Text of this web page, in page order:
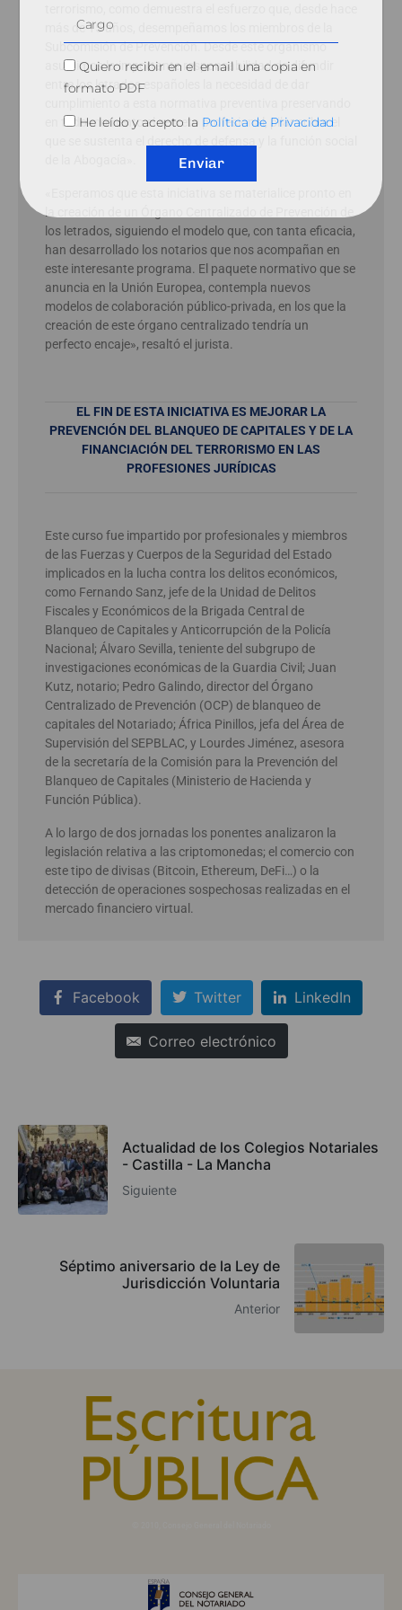
más de 15 años, desempeñamos los miembros de la
Subcomisión de Prevención. Desde este organismo
asumimos la importante responsabilidad de difundir
entre los letrados españoles la necesidad de dar
en todo momento el secreto profesional, pilar sobre el
la creación de un Órgano Centralizado de Prevención de
los letrados, siguiendo el modelo que, con tanta eficacia,
han desarrollado los notarios que nos acompañan en
este interesante programa. El paquete normativo que se
anuncia en la Unión Europea, contempla nuevos
modelos de colaboración público-privada, en los que la
creación de este órgano centralizado tendría un
perfecto encaje», resaltó el jurista.
EL FIN DE ESTA INICIATIVA ES MEJORAR LA
PREVENCIÓN DEL BLANQUEO DE CAPITALES Y DE LA
FINANCIACIÓN DEL TERRORISMO EN LAS
PROFESIONES JURÍDICAS
Este curso fue impartido por profesionales y miembros
de las Fuerzas y Cuerpos de la Seguridad del Estado
implicados en la lucha contra los delitos económicos,
como Fernando Sanz, jefe de la Unidad de Delitos
Fiscales y Económicos de la Brigada Central de
Blanqueo de Capitales y Anticorrupción de la Policía
Nacional; Álvaro Sevilla, teniente del subgrupo de
investigaciones económicas de la Guardia Civil; Juan
Kutz, notario; Pedro Galindo, director del Órgano
Centralizado de Prevención (OCP) de blanqueo de
capitales del Notariado; África Pinillos, jefa del Área de
Supervisión del SEPBLAC, y Lourdes Jiménez, asesora
de la secretaría de la Comisión para la Prevención del
Blanqueo de Capitales (Ministerio de Hacienda y
Función Pública).
A lo largo de dos jornadas los ponentes analizaron la
legislación relativa a las criptomonedas; el comercio con
este tipo de divisas (Bitcoin, Ethereum, DeFi…) o la
detección de operaciones sospechosas realizadas en el
mercado financiero virtual.
Facebook Twitter LinkedIn
Correo electrónico
Actualidad de los Colegios Notariales
- Castilla - La Mancha
Siguiente
Séptimo aniversario de la Ley de
Jurisdicción Voluntaria
Anterior
Quiero recibir en el email una copia en
formato PDF
He leído y acepto la Política de Privacidad
Enviar